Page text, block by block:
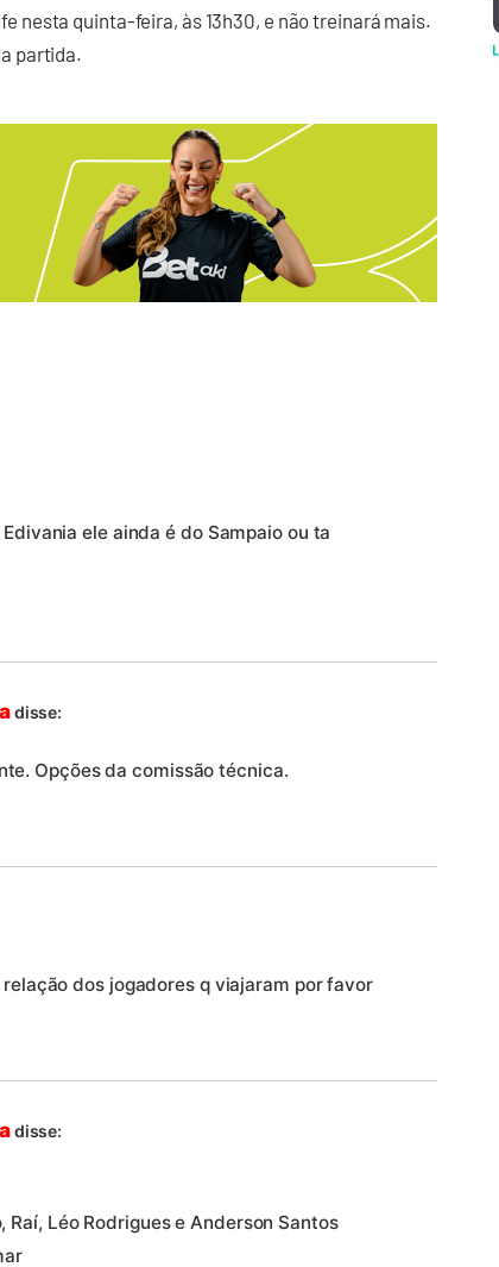
nesta quinta-feira, às 13h30, e não treinará mais.
partida.
ele ainda é do Sampaio ou ta
disse:
Opções da comissão técnica.
dos jogadores q viajaram por favor
disse:
Raí, Léo Rodrigues e Anderson Santos